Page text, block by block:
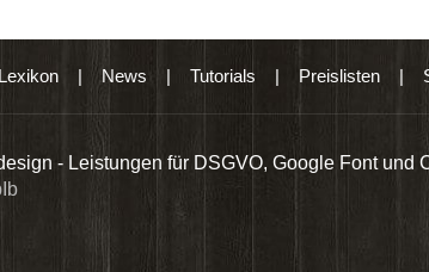
Lexikon| News | Tutorials | Preislisten|
- Leistungen für DSGVO, Google Font und